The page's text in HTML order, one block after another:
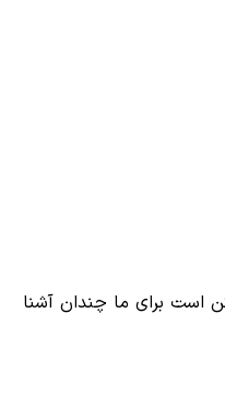
است برای ما چندان آشنا